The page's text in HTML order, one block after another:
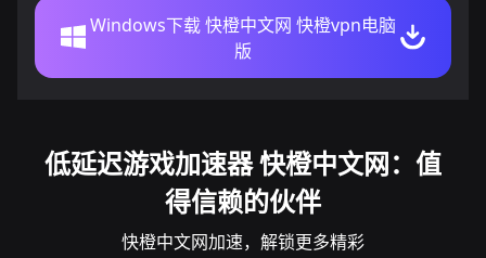
Windows下载 快橙中文网 快橙vpn电脑
版
低延迟游戏加速器 快橙中文网：值
得信赖的伙伴
快橙中文网加速，解锁更多精彩